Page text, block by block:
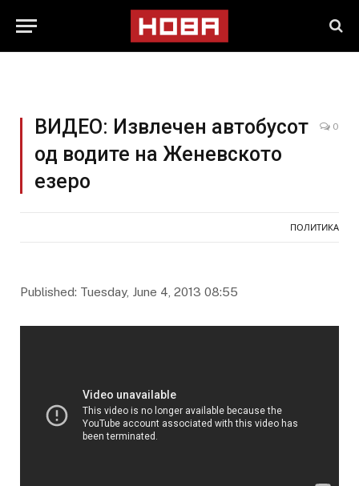
ВИДЕО: Извлечен автобусот
од водите на Женевското
езеро
0
ПОЛИТИКА
Published: Tuesday, June 4, 2013 08:55